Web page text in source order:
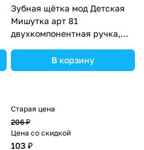
Зубная щётка мод Детская
Мишутка арт 81
двухкомпонентная ручка,
(№4883086).В корзину
Старая цена
206 ₽
Цена со скидкой
103 ₽